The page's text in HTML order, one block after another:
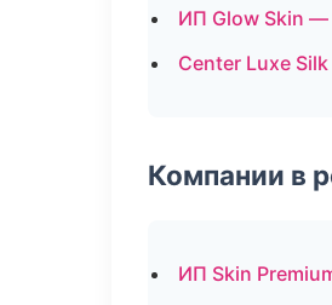
ИП Glow Skin —
Center Luxe
Компании в
ИП Skin